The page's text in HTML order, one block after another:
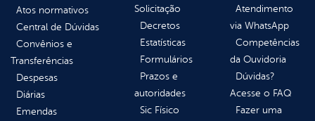
Atos normativos
Central de Dúvidas
Convênios e
Transferências
Despesas
Diárias
Emendas
Solicitação
Decretos
Estatísticas
Formulários
Prazos e
autoridades
Sic Físico
Atendimento
via WhatsApp
Competências
da Ouvidoria
Dúvidas?
Acesse o FAQ
Fazer uma